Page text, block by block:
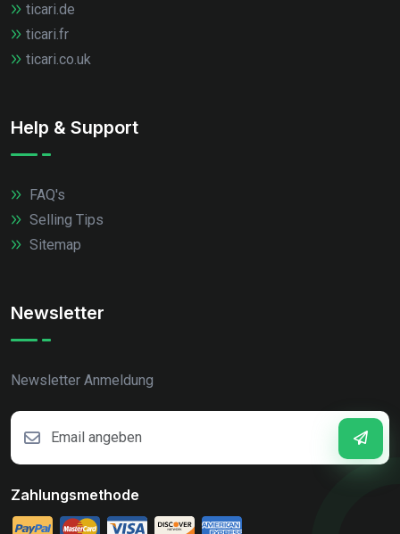
ticari.de
ticari.fr
ticari.co.uk
Help & Support
FAQ's
Selling Tips
Sitemap
Newsletter
Newsletter Anmeldung
Zahlungsmethode